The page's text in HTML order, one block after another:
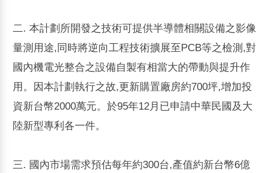
二. 本計劃所開發之技術可提供半導體相關設備之影像
量測用途,同時將逆向工程技術擴展至PCB等之檢測,對
國內機電光整合之設備自製有相當大的帶動與提升作
用。因本計劃執行之故,更新購置廠房約700坪,增加投
資新台幣2000萬元。於95年12月已申請中華民國及大
陸新型專利各一件。
三. 國內市場需求預估每年約300台,產值約新台幣6億